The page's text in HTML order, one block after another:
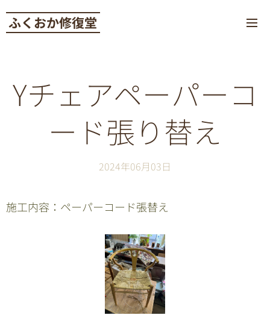
ふくおか修復堂
Yチェアペーパーコ
ード張り替え
2024年06月03日
施工内容：ペーパーコード張替え